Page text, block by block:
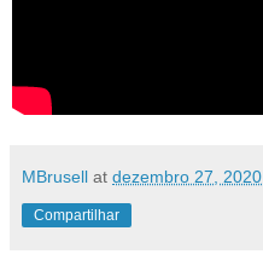
MBrusell at dezembro 27, 2020
Compartilhar